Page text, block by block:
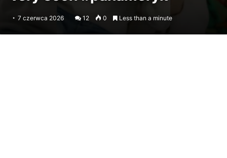
7 czerwca 2026 12 0 Less than a minute